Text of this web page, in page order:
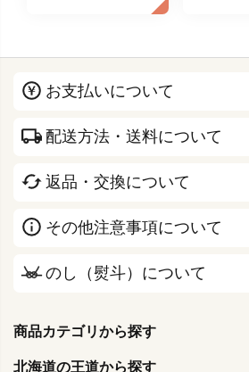
お支払いについて
配送方法・送料について
返品・交換について
その他注意事項について
のし（熨斗）について
商品カテゴリから探す
北海道の王道から探す